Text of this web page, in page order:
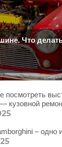
Что
посмотреть
кузовной
– одно